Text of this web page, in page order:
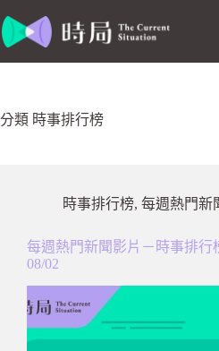
至
容
分類 時事排行榜
時事排行榜, 每週熱門新
每週熱門新聞影片－時事排行
08/02